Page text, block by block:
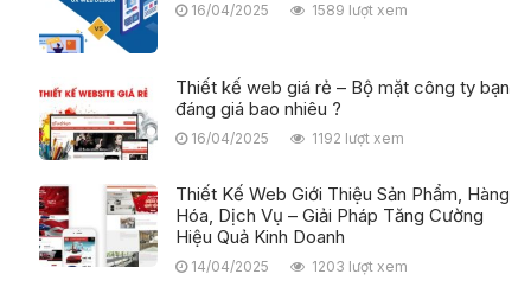
16/04/2025 1589 lượt xem
Thiết kế web giá rẻ – Bộ mặt công ty bạn
đáng giá bao nhiêu ?
16/04/2025 1192 lượt xem
Thiết Kế Web Giới Thiệu Sản Phẩm, Hàng
Hóa, Dịch Vụ – Giải Pháp Tăng Cường
Hiệu Quả Kinh Doanh
14/04/2025 1203 lượt xem